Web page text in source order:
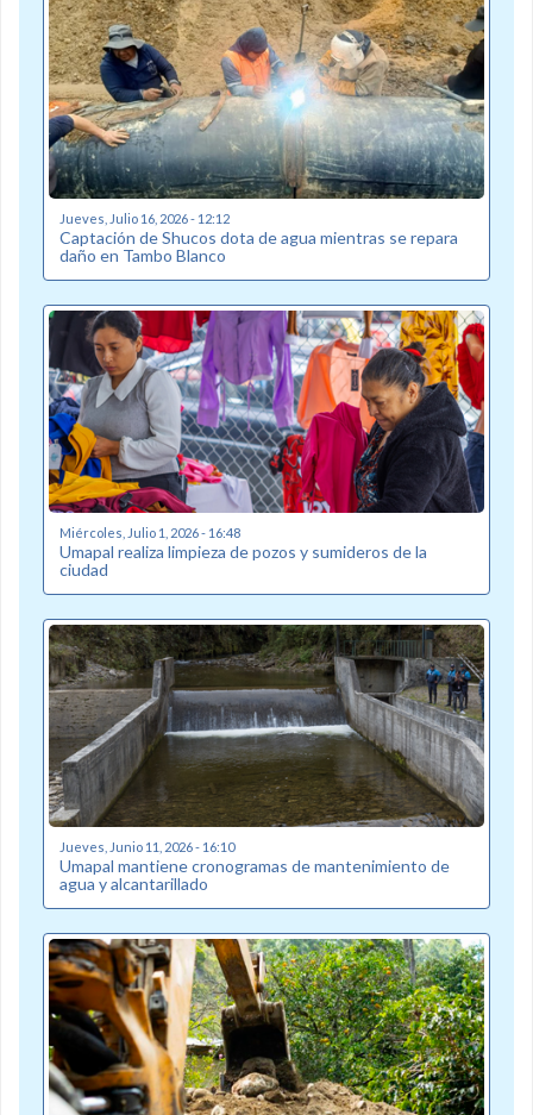
Jueves, Julio 16, 2026 - 12:12
Captación de Shucos dota de agua mientras se repara
daño en Tambo Blanco
Miércoles, Julio 1, 2026 - 16:48
Umapal realiza limpieza de pozos y sumideros de la
ciudad
Jueves, Junio 11, 2026 - 16:10
Umapal mantiene cronogramas de mantenimiento de
agua y alcantarillado